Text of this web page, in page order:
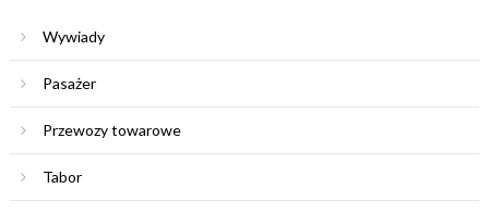
Wywiady
Pasażer
Przewozy towarowe
Tabor